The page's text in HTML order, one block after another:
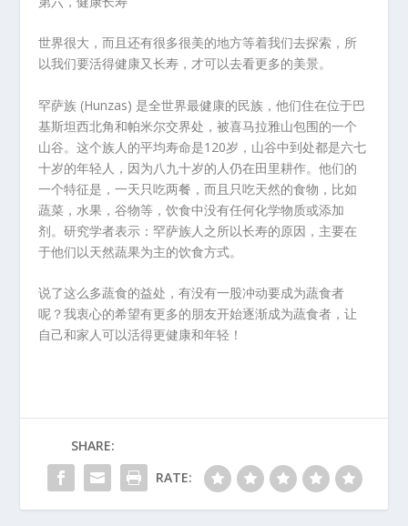
世界很大，而且还有很多很美的地方等着我们去探索，所
以我们要活得健康又长寿，才可以去看更多的美景。
罕萨族 (Hunzas) 是全世界最健康的民族，他们住在位于巴
基斯坦西北角和帕米尔交界处，被喜马拉雅山包围的一个
山谷。这个族人的平均寿命是120岁，山谷中到处都是六七
十岁的年轻人，因为八九十岁的人仍在田里耕作。他们的
一个特征是，一天只吃两餐，而且只吃天然的食物，比如
蔬菜，水果，谷物等，饮食中没有任何化学物质或添加
剂。研究学者表示：罕萨族人之所以长寿的原因，主要在
于他们以天然蔬果为主的饮食方式。
说了这么多蔬食的益处，有没有一股冲动要成为蔬食者
呢？我衷心的希望有更多的朋友开始逐渐成为蔬食者，让
自己和家人可以活得更健康和年轻！
SHARE:
RATE: